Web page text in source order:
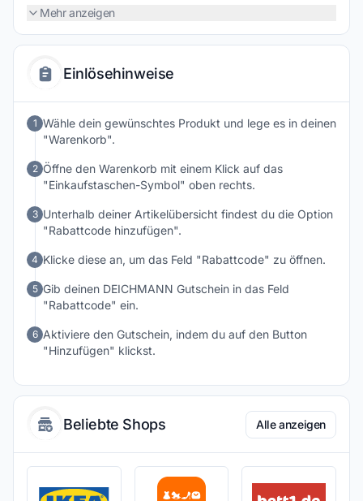
Sortiment auch bekannte Marken aus dem Sport- und
Accessoires und Pflegeprodukte rund um Schuhe. Wer
findet bei Deichmann zahlreiche Modelle für Alltag, Freizeit
Mehr anzeigen
Einlösehinweise
1 Wähle dein gewünschtes Produkt und lege es in deinen
"Warenkorb".
2 Öffne den Warenkorb mit einem Klick auf das
"Einkaufstaschen-Symbol" oben rechts.
3 Unterhalb deiner Artikelübersicht findest du die Option
"Rabattcode hinzufügen".
4 Klicke diese an, um das Feld "Rabattcode" zu öffnen.
5 Gib deinen DEICHMANN Gutschein in das Feld
"Rabattcode" ein.
6 Aktiviere den Gutschein, indem du auf den Button
"Hinzufügen" klickst.
Beliebte Shops Alle anzeigen